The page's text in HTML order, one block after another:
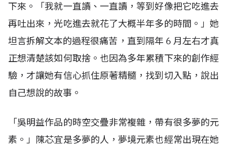
下來。「我就一直讀、一直讀，等到好像把它吃進去
再吐出來，光吃進去就花了大概半年多的時間。」她
坦言拆解文本的過程很痛苦，直到隔年 6 月左右才真
正想清楚該如何取捨。也因為多年累積下來的創作經
驗，才讓她有信心抓住原著精髓，找到切入點，說出
自己想說的故事。
「吳明益作品的時空交疊非常複雜，帶有很多夢的元
素。」陳芯宜是多夢的人，夢境元素也經常出現在她